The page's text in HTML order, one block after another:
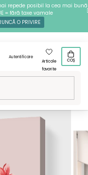
repede posibil la cea mai bună
= fără taxe vamale
O PRIVIRE
Autentificare
Articole
favorite
COȘ
pe numere - Flori